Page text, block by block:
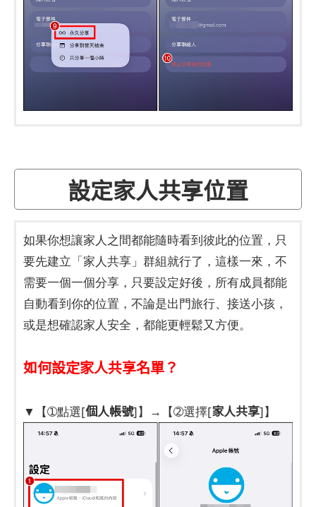
設定家人共享位置
如果你想讓家人之間都能隨時看到彼此的位置，只
要先建立「家人共享」群組就行了，這樣一來，不
需要一個一個分享，只要設定好後，所有成員都能
自動看到你的位置，不論是出門旅行、接送小孩，
或是想確認家人安全，都能更輕鬆又方便。
如何設定家人共享名單？
▼【➀點選[個人帳號]】→【➁選擇[家人共享]】